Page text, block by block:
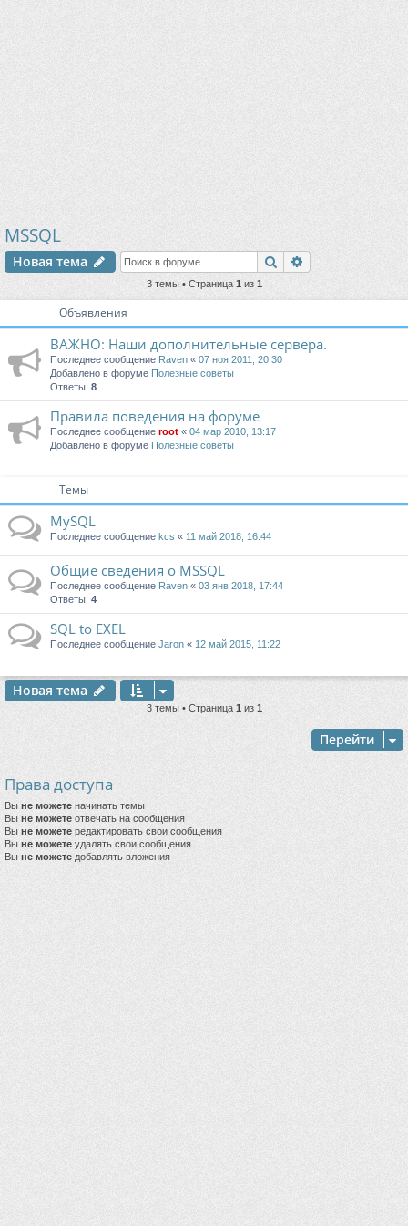
MSSQL
Новая тема Поиск
3 темы • Страница 1из 1
Объявления
ВАЖНО: Наши дополнительные сервера.
Последнее сообщение Raven « 07 ноя 2011, 20:30
Добавлено в форуме Полезные советы
Ответы: 8
Правила поведения на форуме
Последнее сообщение root « 04 мар 2010, 13:17
Добавлено в форуме Полезные советы
Темы
MySQL
Последнее сообщение kcs « 11 май 2018, 16:44
Общие сведения о MSSQL
Последнее сообщение Raven « 03 янв 2018, 17:44
Ответы: 4
SQL to EXEL
Последнее сообщение Jaron « 12 май 2015, 11:22
Новая тема
3 темы • Страница 1из 1
Перейти
Права доступа
Вы не можете начинать темы
Вы не можете отвечать на сообщения
Вы не можете редактировать свои сообщения
Вы не можете удалять свои сообщения
Вы не можете добавлять вложения